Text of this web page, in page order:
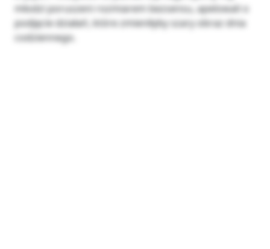
młodzi poruszeni rozmiarem bezsensu, apelowali o
podjęcie działań, które zmieniłyby szary obraz dnia
codziennego.